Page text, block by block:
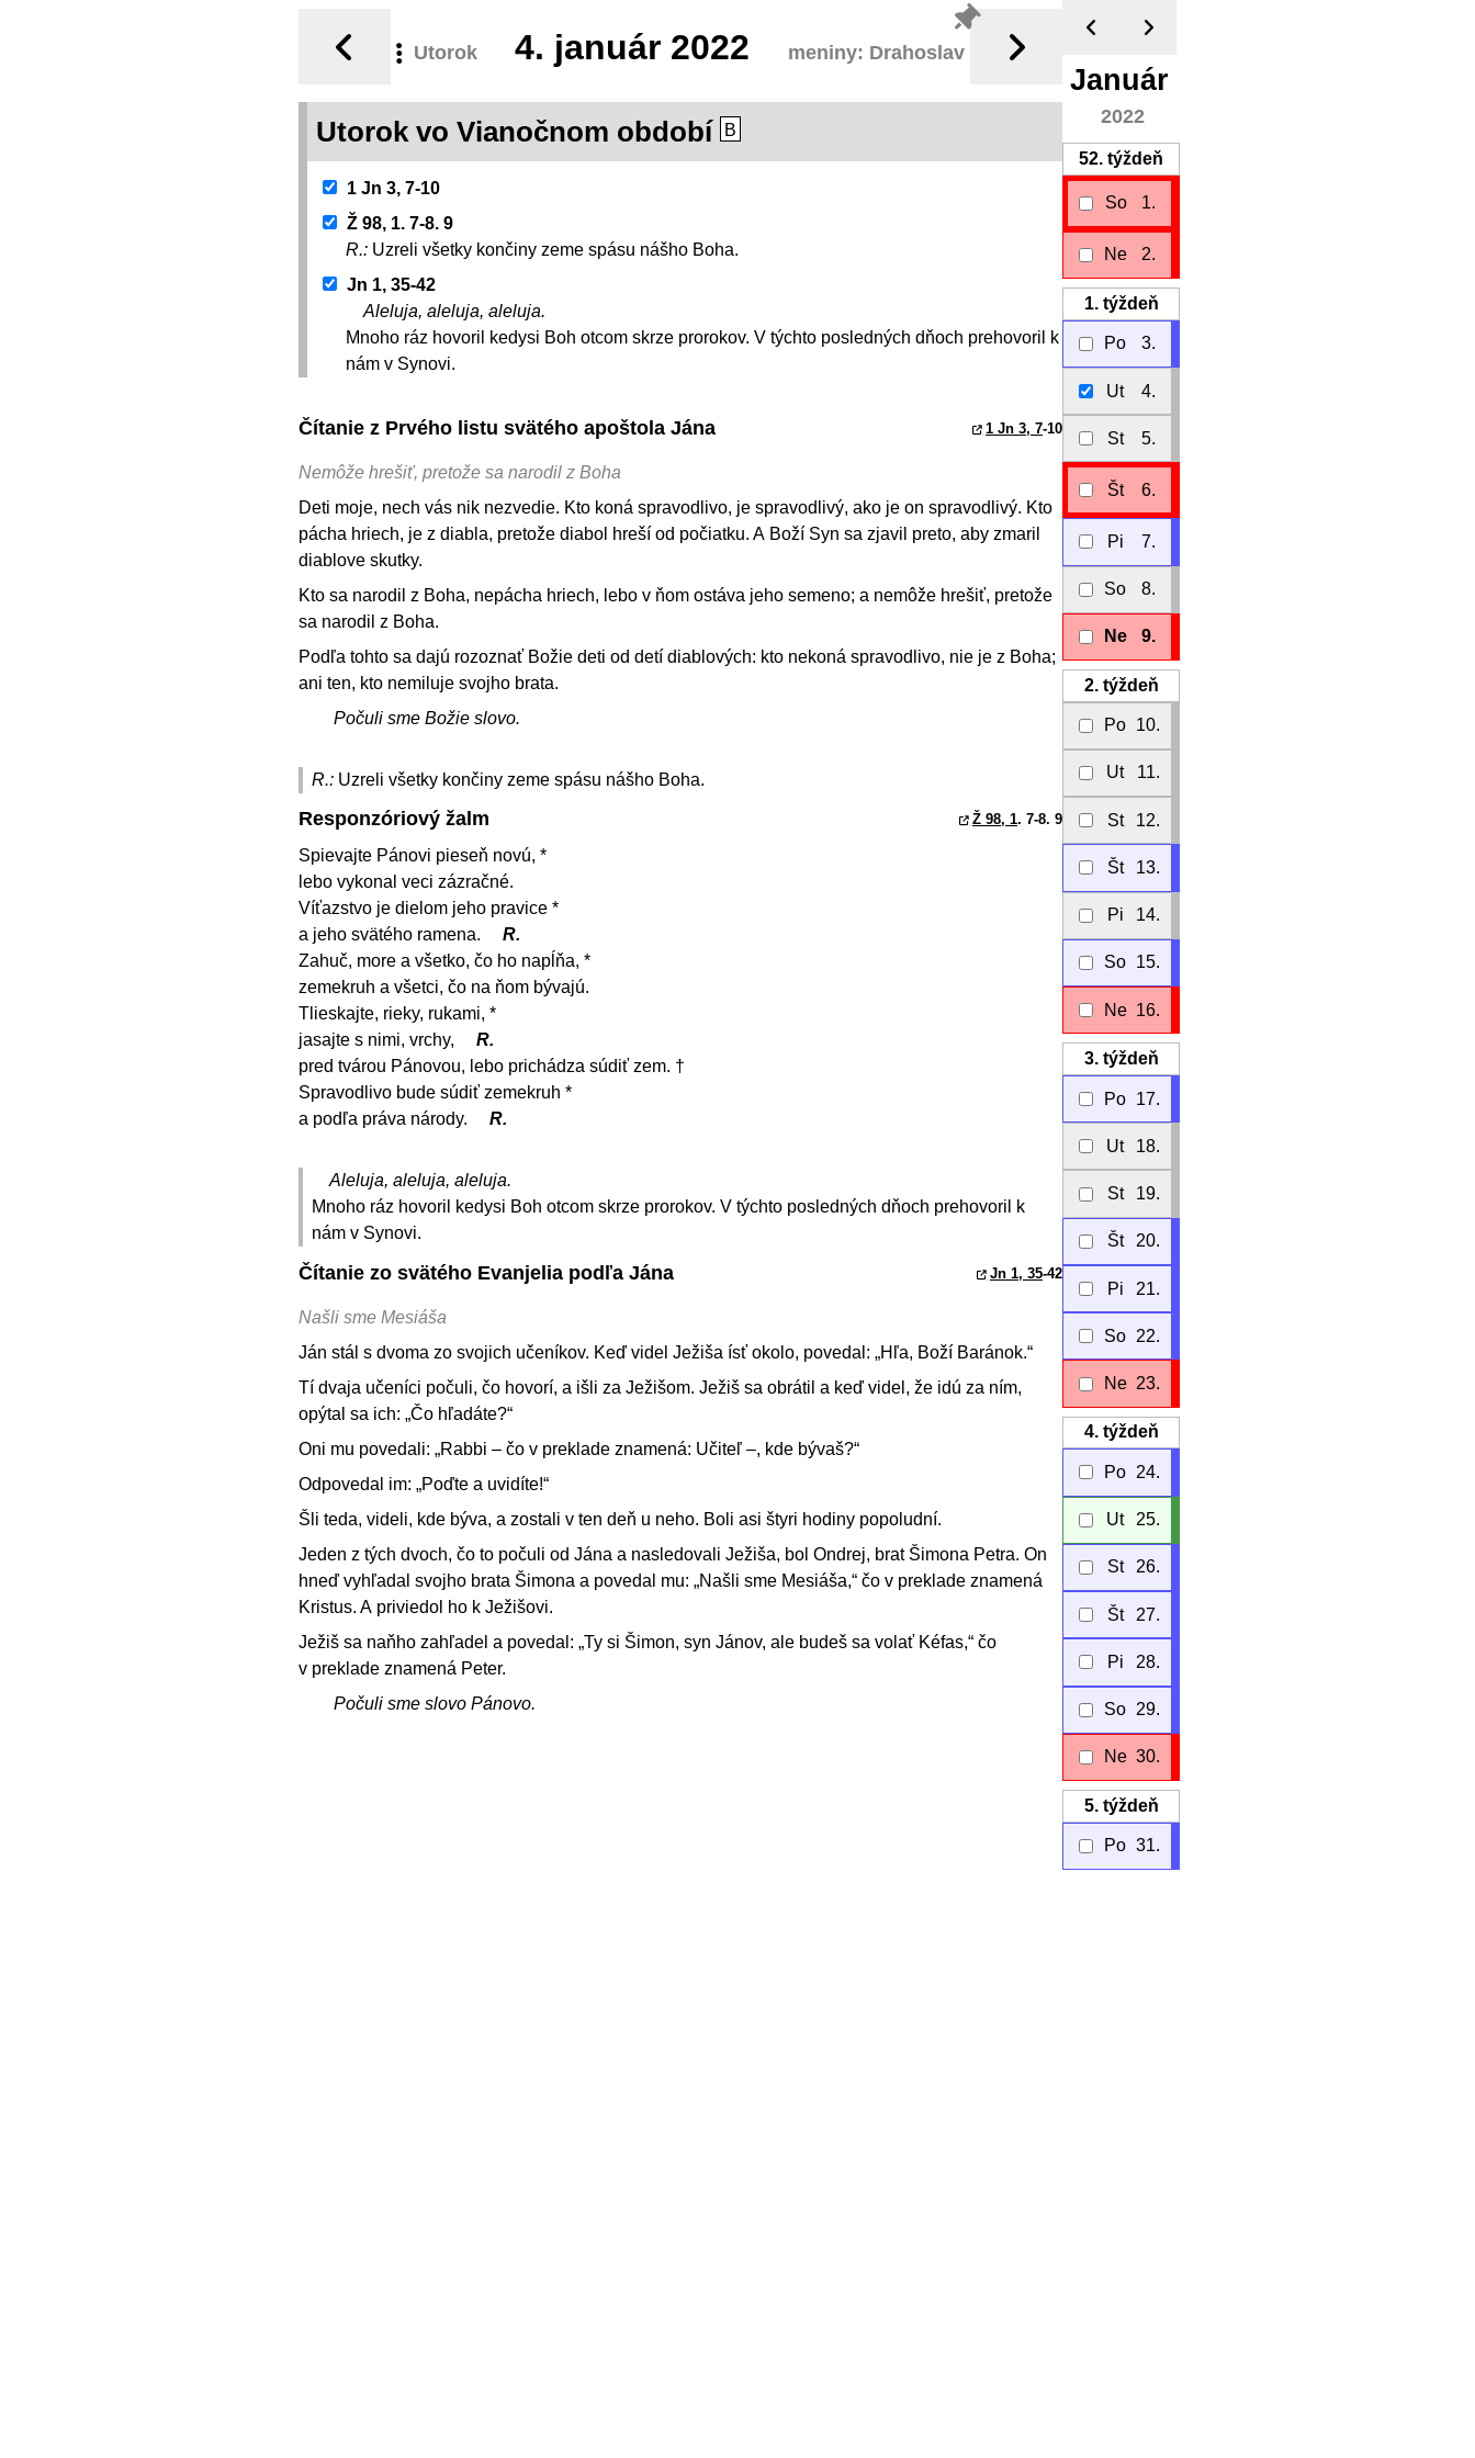
Utorok 4. január 2022 meniny: Drahoslav
Utorok vo Vianočnom období B
1 Jn 3, 7-10
Ž 98, 1. 7-8. 9
R.: Uzreli všetky končiny zeme spásu nášho Boha.
Jn 1, 35-42
Aleluja, aleluja, aleluja.
Mnoho ráz hovoril kedysi Boh otcom skrze prorokov. V týchto posledných dňoch prehovoril k
nám v Synovi.
Čítanie z Prvého listu svätého apoštola Jána 1 Jn 3, 7-10
Nemôže hrešiť, pretože sa narodil z Boha
Deti moje, nech vás nik nezvedie. Kto koná spravodlivo, je spravodlivý, ako je on spravodlivý. Kto
pácha hriech, je z diabla, pretože diabol hreší od počiatku. A Boží Syn sa zjavil preto, aby zmaril
diablove skutky.
Kto sa narodil z Boha, nepácha hriech, lebo v ňom ostáva jeho semeno; a nemôže hrešiť, pretože
sa narodil z Boha.
Podľa tohto sa dajú rozoznať Božie deti od detí diablových: kto nekoná spravodlivo, nie je z Boha;
ani ten, kto nemiluje svojho brata.
Počuli sme Božie slovo.
R.: Uzreli všetky končiny zeme spásu nášho Boha.
Responzóriový žalm Ž 98, 1. 7-8. 9
Spievajte Pánovi pieseň novú, *
lebo vykonal veci zázračné.
Víťazstvo je dielom jeho pravice *
a jeho svätého ramena.
R.
Zahuč, more a všetko, čo ho napĺňa, *
zemekruh a všetci, čo na ňom bývajú.
Tlieskajte, rieky, rukami, *
jasajte s nimi, vrchy,
R.
pred tvárou Pánovou, lebo prichádza súdiť zem. †
Spravodlivo bude súdiť zemekruh *
a podľa práva národy.
R.
Aleluja, aleluja, aleluja.
Mnoho ráz hovoril kedysi Boh otcom skrze prorokov. V týchto posledných dňoch prehovoril k
nám v Synovi.
Čítanie zo svätého Evanjelia podľa Jána Jn 1, 35-42
Našli sme Mesiáša
Ján stál s dvoma zo svojich učeníkov. Keď videl Ježiša ísť okolo, povedal: „Hľa, Boží Baránok.“
Tí dvaja učeníci počuli, čo hovorí, a išli za Ježišom. Ježiš sa obrátil a keď videl, že idú za ním,
opýtal sa ich: „Čo hľadáte?“
Oni mu povedali: „Rabbi – čo v preklade znamená: Učiteľ –, kde bývaš?“
Odpovedal im: „Poďte a uvidíte!“
Šli teda, videli, kde býva, a zostali v ten deň u neho. Boli asi štyri hodiny popoludní.
Jeden z tých dvoch, čo to počuli od Jána a nasledovali Ježiša, bol Ondrej, brat Šimona Petra. On
hneď vyhľadal svojho brata Šimona a povedal mu: „Našli sme Mesiáša,“ čo v preklade znamená
Kristus. A priviedol ho k Ježišovi.
Ježiš sa naňho zahľadel a povedal: „Ty si Šimon, syn Jánov, ale budeš sa volať Kéfas,“ čo
v preklade znamená Peter.
Počuli sme slovo Pánovo.
Január
2022
52. týždeň
So 1.
Ne 2.
1.týždeň
Po 3.
Ut 4.
St 5.
Št 6.
Pi 7.
So 8.
Ne 9.
2.týždeň
Po 10.
Ut 11.
St 12.
Št 13.
Pi 14.
So 15.
Ne 16.
3.týždeň
Po 17.
Ut 18.
St 19.
Št 20.
Pi 21.
So 22.
Ne 23.
4.týždeň
Po 24.
Ut 25.
St 26.
Št 27.
Pi 28.
So 29.
Ne 30.
5.týždeň
Po 31.